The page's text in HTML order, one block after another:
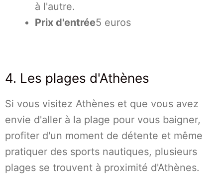
à l'autre.
Prix d'entrée5 euros
4. Les plages d'Athènes
Si vous visitez Athènes et que vous avez
envie d'aller à la plage pour vous baigner,
profiter d'un moment de détente et même
pratiquer des sports nautiques, plusieurs
plages se trouvent à proximité d'Athènes.